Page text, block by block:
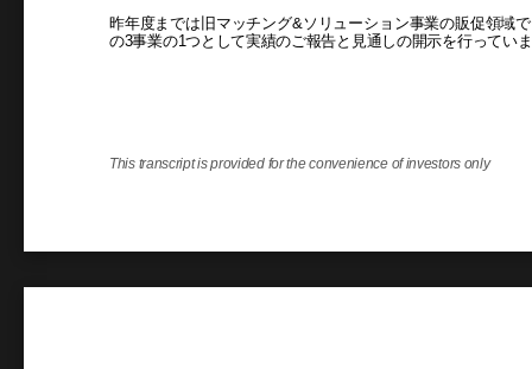
昨年度までは旧マッチング&ソリューション事業の販促領域
の3事業の1つとして実績のご報告と見通しの開示を行ってい
This transcript is provided for the convenience of investors only